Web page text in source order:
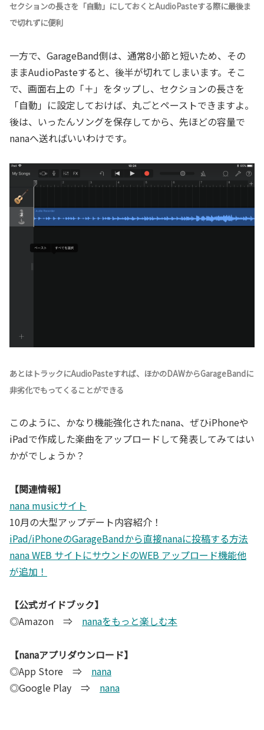
セクションの長さを「自動」にしておくとAudioPasteする際に最後ま
で切れずに便利
一方で、GarageBand側は、通常8小節と短いため、その
ままAudioPasteすると、後半が切れてしまいます。そこ
で、画面右上の「＋」をタップし、セクションの長さを
「自動」に設定しておけば、丸ごとペーストできますよ。
後は、いったんソングを保存してから、先ほどの容量で
nanaへ送ればいいわけです。
あとはトラックにAudioPasteすれば、ほかのDAWからGarageBandに
非劣化でもってくることができる
このように、かなり機能強化されたnana、ぜひiPhoneや
iPadで作成した楽曲をアップロードして発表してみてはい
かがでしょうか？
【関連情報】
nana musicサイト
10月の大型アップデート内容紹介！
iPad/iPhoneのGarageBandから直接nanaに投稿する方法
nana WEB サイトにサウンドのWEB アップロード機能他
が追加！
【公式ガイドブック】
◎Amazon ⇒ nanaをもっと楽しむ本
【nanaアプリダウンロード】
◎App Store ⇒ nana
◎Google Play ⇒ nana